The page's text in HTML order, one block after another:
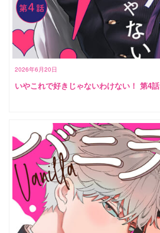
2026年6月20日
いやこれで好きじゃないわけない！ 第4話